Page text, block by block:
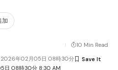
加
日 08時30分 8:30 AM
2026年02月05日 08時30分
10 Min Read